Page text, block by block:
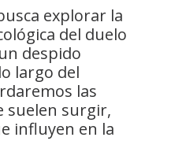
explorar la
del duelo
despido
largo del
las
suelen surgir,
influyen en la